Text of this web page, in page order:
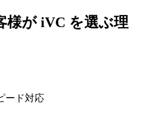
様が iVC を選ぶ理
ード対応